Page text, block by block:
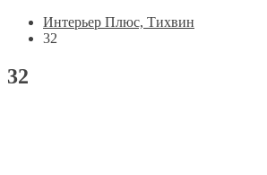
Интерьер Плюс, Тихвин
32
32